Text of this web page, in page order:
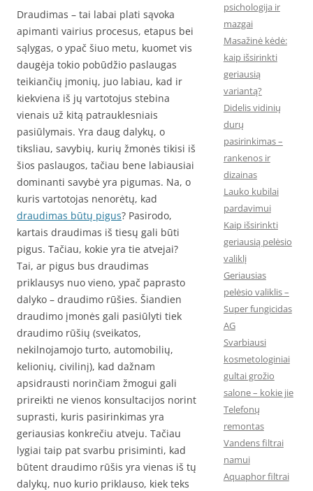
Draudimas – tai labai plati sąvoka
apimanti vairius procesus, etapus bei
sąlygas, o ypač šiuo metu, kuomet vis
daugėja tokio pobūdžio paslaugas
teikiančių įmonių, juo labiau, kad ir
kiekviena iš jų vartotojus stebina
vienais už kitą patrauklesniais
pasiūlymais. Yra daug dalykų, o
tiksliau, savybių, kurių žmonės tikisi iš
šios paslaugos, tačiau bene labiausiai
dominanti savybė yra pigumas. Na, o
kuris vartotojas nenorėtų, kad
draudimas būtų pigus? Pasirodo,
kartais draudimas iš tiesų gali būti
pigus. Tačiau, kokie yra tie atvejai?
Tai, ar pigus bus draudimas
priklausys nuo vieno, ypač paprasto
dalyko – draudimo rūšies. Šiandien
draudimo įmonės gali pasiūlyti tiek
draudimo rūšių (sveikatos,
nekilnojamojo turto, automobilių,
kelionių, civilinį), kad dažnam
apsidrausti norinčiam žmogui gali
prireikti ne vienos konsultacijos norint
suprasti, kuris pasirinkimas yra
geriausias konkrečiu atveju. Tačiau
lygiai taip pat svarbu prisiminti, kad
būtent draudimo rūšis yra vienas iš tų
dalykų, nuo kurio priklauso, kiek teks
psichologija ir
mazgai
Masažinė kėdė:
kaip išsirinkti
geriausią
variantą?
Didelis vidinių
durų
pasirinkimas –
rankenos ir
dizainas
Lauko kubilai
pardavimui
Kaip išsirinkti
geriausią pelėsio
valiklį
Geriausias
pelėsio valiklis –
Super fungicidas
AG
Svarbiausi
kosmetologiniai
gultai grožio
salone – kokie jie
Telefonų
remontas
Vandens filtrai
namui
Aquaphor filtrai